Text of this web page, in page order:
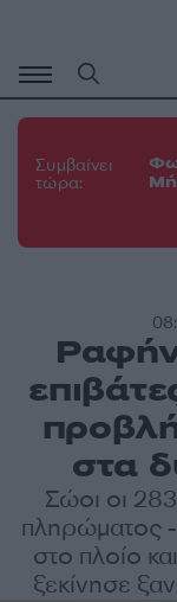
περιεχόμενο
Συμβαίνει
τώρα:
στα
Σώοι οι
πληρώματος -
στο πλοίο
ξεκίνησε